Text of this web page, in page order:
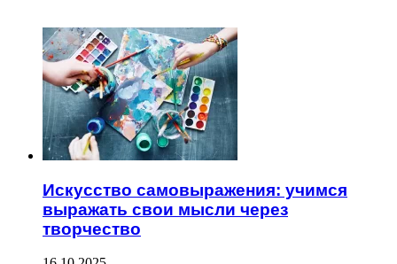
Искусство самовыражения: учимся
выражать свои мысли через
творчество